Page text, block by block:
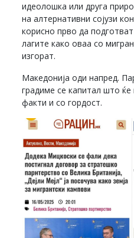
идеолошка или друга
на алтернативни сојузи
корисно прво да
лагите како оваа со
изгорат.
Македонија оди напред.
градиме се капитал што
факти и со гордост.